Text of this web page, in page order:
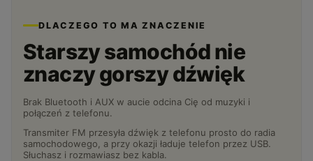
DLACZEGO TO MA ZNACZENIE
Starszy samochód nie
znaczy gorszy dźwięk
Brak Bluetooth i AUX w aucie odcina Cię od muzyki i
połączeń z telefonu.
Transmiter FM przesyła dźwięk z telefonu prosto do radia
samochodowego, a przy okazji ładuje telefon przez USB.
Słuchasz i rozmawiasz bez kabla.